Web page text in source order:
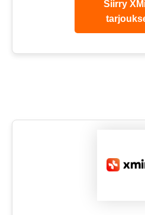
Siirry